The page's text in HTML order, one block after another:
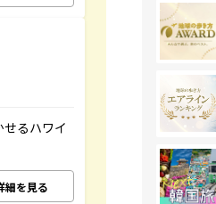
るハワイ
細を見る